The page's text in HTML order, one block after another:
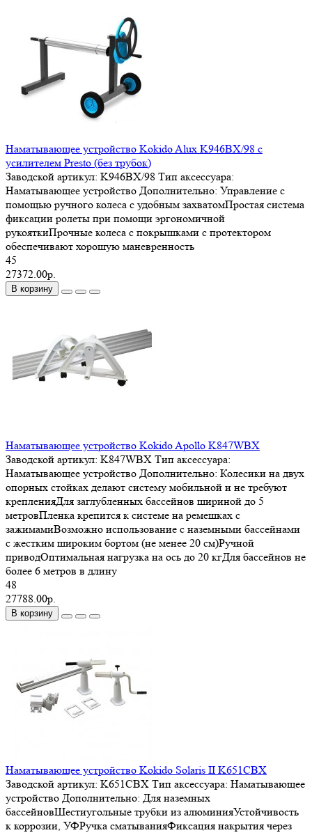
Наматывающее устройство Kokido Alux K946BX/98 c
усилителем Presto (без трубок)
Заводской артикул: K946BX/98 Тип аксессуара:
Наматывающее устройство Дополнительно: Управление с
помощью ручного колеса с удобным захватомПростая система
фиксации ролеты при помощи эргономичной
рукояткиПрочные колеса с покрышками с протектором
обеспечивают хорошую маневренность
45
27372.00р.
В корзину
Наматывающее устройство Kokido Apollo K847WBX
Заводской артикул: K847WBX Тип аксессуара:
Наматывающее устройство Дополнительно: Колесики на двух
опорных стойках делают систему мобильной и не требуют
крепленияДля заглубленных бассейнов шириной до 5
метровПленка крепится к системе на ремешках с
зажимамиВозможно использование с наземными бассейнами
с жестким широким бортом (не менее 20 см)Ручной
приводОптимальная нагрузка на ось до 20 кгДля бассейнов не
более 6 метров в длину
48
27788.00р.
В корзину
Наматывающее устройство Kokido Solaris II K651CBX
Заводской артикул: K651CBX Тип аксессуара: Наматывающее
устройство Дополнительно: Для наземных
бассейновШестиугольные трубки из алюминияУстойчивость
к коррозии, УФРучка сматыванияФиксация накрытия через